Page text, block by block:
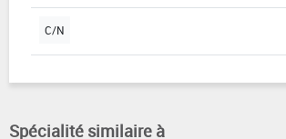
C/N
Spécialité similaire à